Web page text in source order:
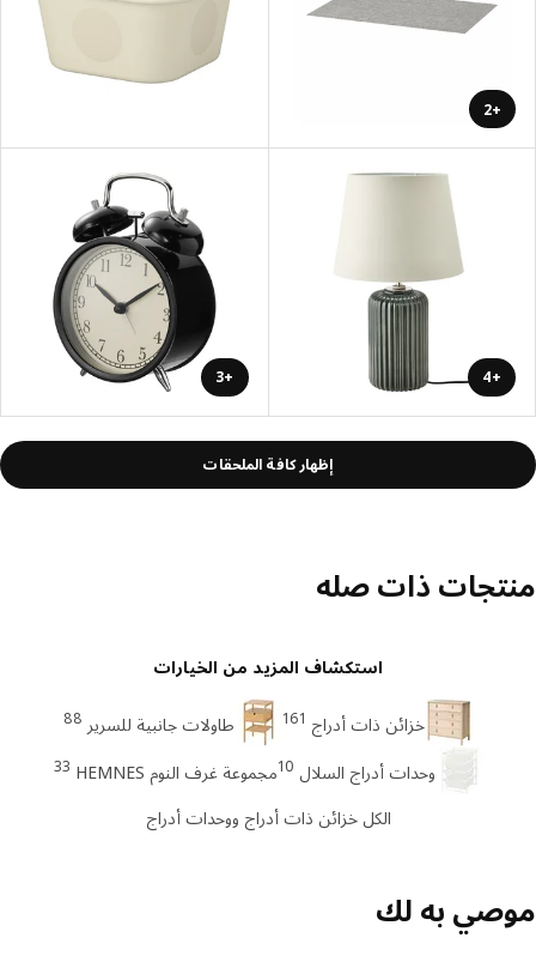
+2
+4
+3
إظهار كافة الملحقات
ذات صله
استكشاف المزيد من الخيارات
خزائن ذات أدراج 161 طاولات جانبية للسرير
وحدات أدراج السلال 10 مجموعة غرف النوم HEMNES 33
الكل خزائن ذات أدراج ووحدات أدراج
به لك